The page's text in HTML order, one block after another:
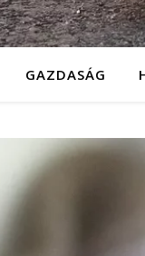
GAZDASÁG